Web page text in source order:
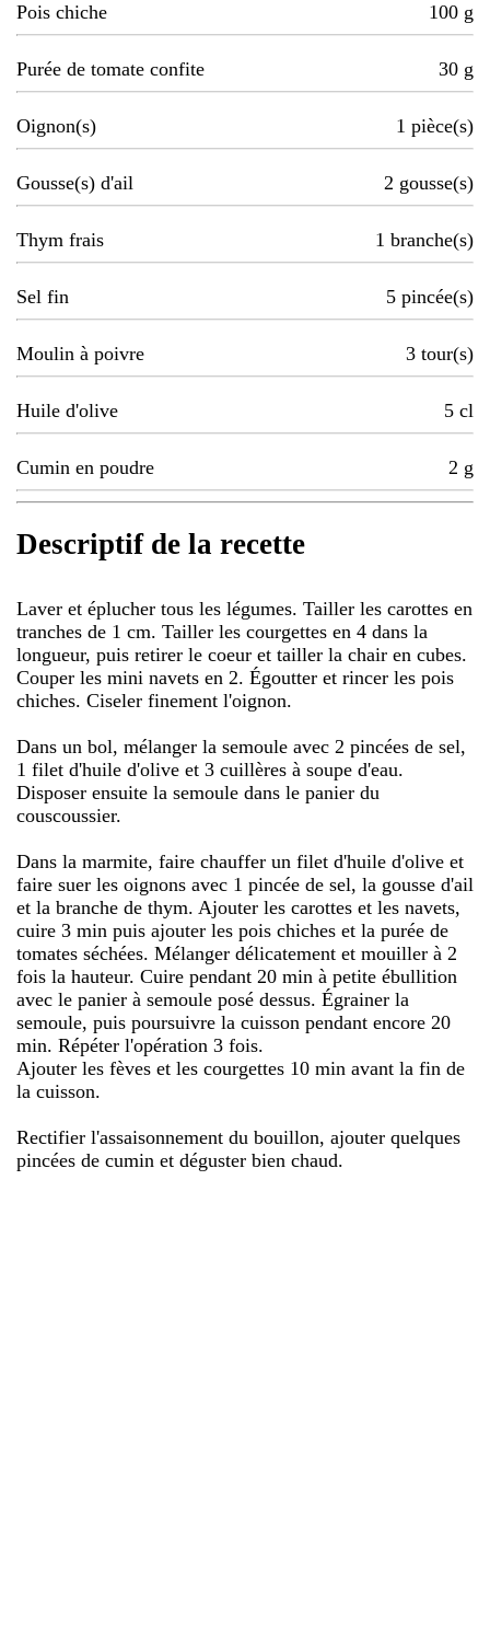
Pois chiche 100 g
Purée de tomate confite 30 g
Oignon(s) 1 pièce(s)
Gousse(s) d'ail 2 gousse(s)
Thym frais 1 branche(s)
Sel fin 5 pincée(s)
Moulin à poivre 3 tour(s)
Huile d'olive 5 cl
Cumin en poudre 2 g
Descriptif de la recette
Laver et éplucher tous les légumes. Tailler les carottes en
tranches de 1 cm. Tailler les courgettes en 4 dans la
longueur, puis retirer le coeur et tailler la chair en cubes.
Couper les mini navets en 2. Égoutter et rincer les pois
chiches. Ciseler finement l'oignon.
Dans un bol, mélanger la semoule avec 2 pincées de sel,
1 filet d'huile d'olive et 3 cuillères à soupe d'eau.
Disposer ensuite la semoule dans le panier du
couscoussier.
Dans la marmite, faire chauffer un filet d'huile d'olive et
faire suer les oignons avec 1 pincée de sel, la gousse d'ail
et la branche de thym. Ajouter les carottes et les navets,
cuire 3 min puis ajouter les pois chiches et la purée de
tomates séchées. Mélanger délicatement et mouiller à 2
fois la hauteur. Cuire pendant 20 min à petite ébullition
avec le panier à semoule posé dessus. Égrainer la
semoule, puis poursuivre la cuisson pendant encore 20
min. Répéter l'opération 3 fois.
Ajouter les fèves et les courgettes 10 min avant la fin de
la cuisson.
Rectifier l'assaisonnement du bouillon, ajouter quelques
pincées de cumin et déguster bien chaud.